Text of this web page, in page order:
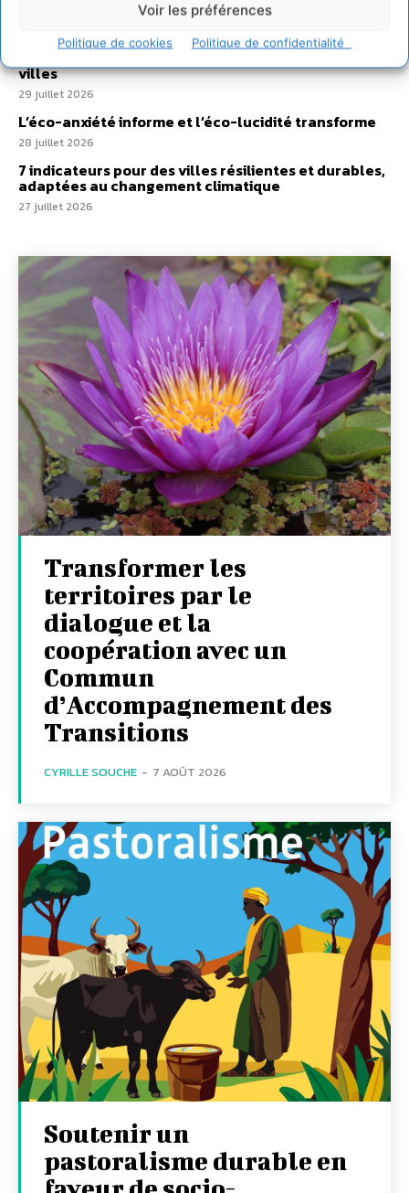
Voir les préférences
Politique de cookies Politique de confidentialité
Un kit citoyen pour lever les freins au
villes
29 juillet 2026
L’éco-anxiété informe et l’éco-lucidité transforme
28 juillet 2026
7 indicateurs pour des villes résilientes et durables,
adaptées au changement climatique
27 juillet 2026
Transformer les
territoires par le
dialogue et la
coopération avec un
Commun
d’Accompagnement des
Transitions
CYRILLE SOUCHE - 7 AOÛT 2026
Soutenir un
pastoralisme durable en